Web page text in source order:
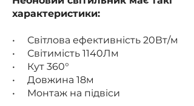
характеристики:
• Світлова ефективність 20Вт/м
• Світимість 1140Лм
• Кут 360°
• Довжина 18м
• Монтаж на підвіси